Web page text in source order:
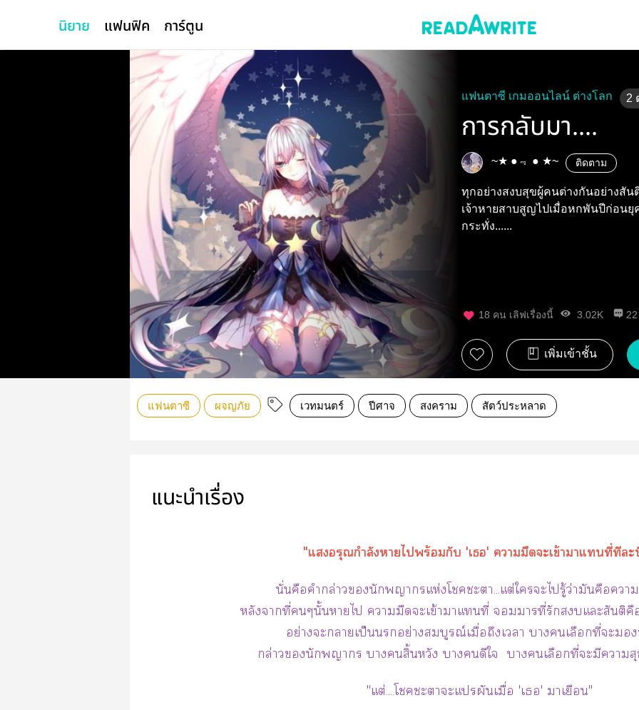
นิยาย แฟนฟิค การ์ตูน
แฟนตาซี เกมออนไลน์ ต่างโลก 2
การกลับมา....
~★ ●﹃ ● ★~ ติดตาม
ทุกอย่างสงบสุขผู้คนต่างกันอย่างสัน
เจ้าหายสาบสูญไปเมื่อหกพันปีก่อน
กระทั่ง......
18 คน เลิฟเรื่องนี้ 3.02K 22
เพิ่มเข้าชั้น
แฟนตาซี ผจญภัย เวทมนตร์ ปีศาจ สงคราม สัตว์ประหลาด
แนะนำเรื่อง
"แอรุณกำลังาไพร้อมกับ 'เ' ามืดจะเข้าาแที่ที
นั่นคือคำกล่าวนักาแห่งโะา...แต่ใะไรู้ว่ามันคือา
หลังาที่ๆนั้นาไ ามืดจะเข้าาแที่ าที่รักแะสันติ
อย่างะาเป็นอย่างสมบูรณ์เมื่อถึงเา าเลือกที่ะ
กล่าวนักา าสิ้นหวัง าดีใ าเลือกที่ะมีา
"แต่....โะาะแปรผันเมื่อ 'เ' าเยือน"